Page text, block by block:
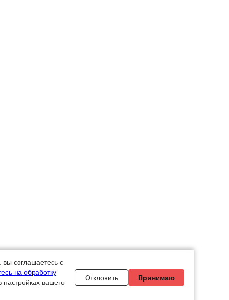
соглашаетесь с
на обработку
настройках вашего
Отклонить Принимаю